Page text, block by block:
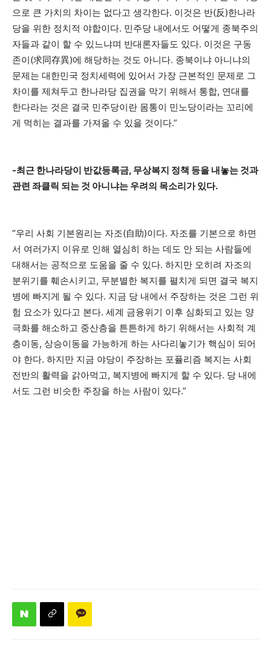
으로 큰 가치의 차이는 없다고 생각한다. 이것은 반(反)한나라
당을 위한 정치적 야합이다. 민주당 내에서도 어떻게 종북주의
자들과 같이 할 수 있느냐며 반대론자들도 있다. 이것은 구동
존이(求同存異)에 해당하는 것도 아니다. 종북이냐 아니냐의
문제는 대한민국 정치세력에 있어서 가장 근본적인 문제로 그
차이를 제쳐두고 한나라당 집권을 막기 위해서 통합, 연대를
한다라는 것은 결국 민주당이란 몸통이 민노당이라는 꼬리에
게 먹히는 결과를 가져올 수 있을 것이다.”
-최근 한나라당이 반값등록금, 무상복지 정책 등을 내놓는 것과
관련 좌클릭 되는 것 아니냐는 우려의 목소리가 있다.
“우리 사회 기본원리는 자조(自助)이다. 자조를 기본으로 하면
서 여러가지 이유로 인해 열심히 하는 데도 안 되는 사람들에
대해서는 공적으로 도움을 줄 수 있다. 하지만 오히려 자조의
분위기를 훼손시키고, 무분별한 복지를 펼치게 되면 결국 복지
병에 빠지게 될 수 있다. 지금 당 내에서 주장하는 것은 그런 위
험 요소가 있다고 본다. 세계 금융위기 이후 심화되고 있는 양
극화를 해소하고 중산층을 튼튼하게 하기 위해서는 사회적 계
층이동, 상승이동을 가능하게 하는 사다리놓기가 핵심이 되어
야 한다. 하지만 지금 야당이 주장하는 포퓰리즘 복지는 사회
전반의 활력을 갉아먹고, 복지병에 빠지게 할 수 있다. 당 내에
서도 그런 비슷한 주장을 하는 사람이 있다.”